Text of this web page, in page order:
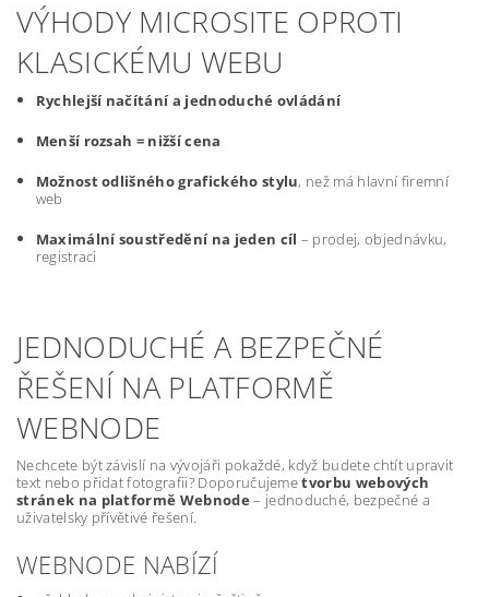
VÝHODY MICROSITE OPROTI
KLASICKÉMU WEBU
Rychlejší načítání a jednoduché ovládání
Menší rozsah = nižší cena
Možnost odlišného grafického stylu, než má hlavní firemní
web
Maximální soustředění na jeden cíl – prodej, objednávku,
registraci
JEDNODUCHÉ A BEZPEČNÉ
ŘEŠENÍ NA PLATFORMĚ
WEBNODE
Nechcete být závislí na vývojáři pokaždé, když budete chtít upravit
text nebo přidat fotografii? Doporučujemetvorbu webových
stránek na platformě Webnode – jednoduché, bezpečné a
uživatelsky přívětivé řešení.
WEBNODE NABÍZÍ